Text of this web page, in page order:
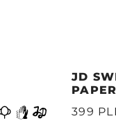
JD
399